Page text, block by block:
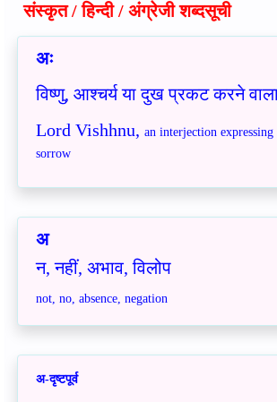
संस्कृत / हिन्दी / अंग्रेजी शब्दसूची
अः
विष्णु, आश्चर्य या दुख प्रकट करने
Lord Vishhnu, an interjection
sorrow
अ
न, नहीं, अभाव, विलोप
not, no, absence, negation
अ-दृष्टपूर्व